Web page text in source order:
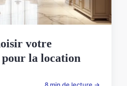
votre
la location